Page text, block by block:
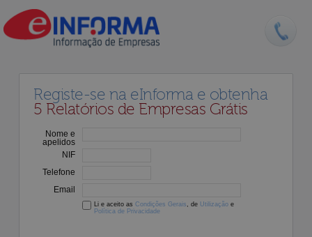
Registe-se na eInforma e obtenha
5 Relatórios de Empresas Grátis
Nome e
apelidos
NIF
Telefone
Email
Li e aceito as Condições Gerais , de Utilização e
Política de Privacidade